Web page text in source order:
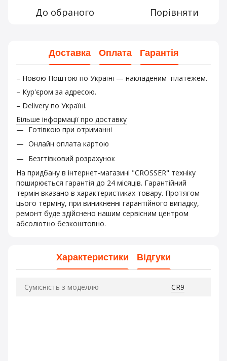
До обраного Порівняти
Доставка Оплата Гарантія
– Новою Поштою по Україні — накладеним платежем.
– Кур'єром за адресою.
– Delivery по Україні.
Більше інформації про доставку
Готівкою при отриманні
Онлайн оплата картою
Безгтівковий розрахунок
На придбану в інтернет-магазині "CROSSER" техніку
поширюється гарантія до 24 місяців. Гарантійний
термін вказано в характеристиках товару. Протягом
цього терміну, при виникненні гарантійного випадку,
ремонт буде здійснено нашим сервісним центром
абсолютно безкоштовно.
Характеристики Відгуки
Сумісність з моделлю CR9